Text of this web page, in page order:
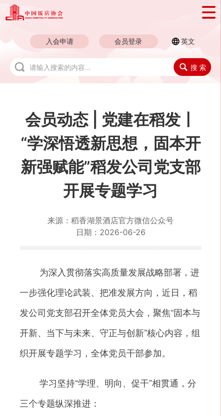
入会申请 会员登录 英文
搜 索
会员动态 | 党建在稻发丨
“学深悟透新思想，固本开
新强赋能”稻发公司党支部
开展专题学习
来源： 稻香湖景酒店官方微信公众号
日期： 2026-06-26
为深入贯彻落实高质量发展战略部署，进
一步强化理论武装、把准发展方向，近日，稻
发公司党支部召开全体党员大会，聚焦“固本与
开新、当下与未来、守正与创新”核心内容，组
织开展专题学习，全体党员干部参加。
学习坚持“学理、明向、促干”相贯通，分
三个专题纵深推进：